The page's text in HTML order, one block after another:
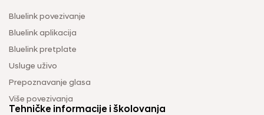
Bluelink povezivanje
Bluelink aplikacija
Bluelink pretplate
Usluge uživo
Prepoznavanje glasa
Više povezivanja
Tehničke informacije i školovanja